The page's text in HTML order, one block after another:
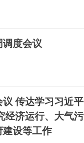
度会议
传达学习习近平
经济运行、大气污
建设等工作